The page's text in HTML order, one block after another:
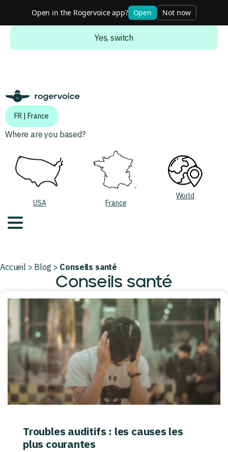
Do you want to switch to the english version?
Yes, switch
FR | France
Where are you based?
USA France
World
Accueil > Blog > Conseils santé
Conseils santé
Troubles auditifs : les causes les
plus courantes
Open in the Rogervoice app? Open Not now